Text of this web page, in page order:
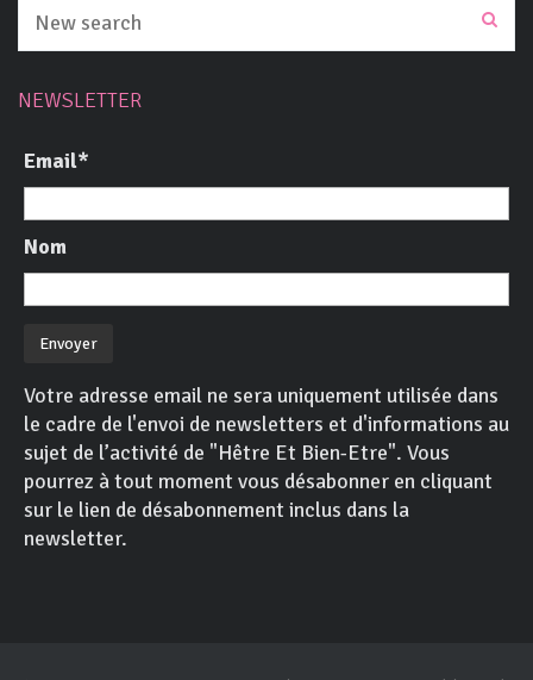
NEWSLETTER
Email*
Nom
Votre adresse email ne sera uniquement utilisée dans
le cadre de l'envoi de newsletters et d'informations au
sujet de l’activité de "Hêtre Et Bien-Etre". Vous
pourrez à tout moment vous désabonner en cliquant
sur le lien de désabonnement inclus dans la
newsletter.